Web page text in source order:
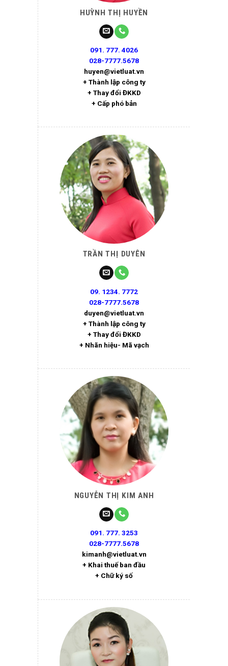
HUỲNH THỊ HUYỀN
091. 777. 4026
028-7777.5678
huyen@vietluat.vn
+ Thành lập công ty
+ Thay đổi ĐKKD
+ Cấp phó bản
TRẦN THỊ DUYÊN
09. 1234. 7772
028-7777.5678
duyen@vietluat.vn
+ Thành lập công ty
+ Thay đổi ĐKKD
+ Nhãn hiệu- Mã vạch
NGUYỄN THỊ KIM ANH
091. 777. 3253
028-7777.5678
kimanh@vietluat.vn
+ Khai thuế ban đầu
+ Chữ ký số